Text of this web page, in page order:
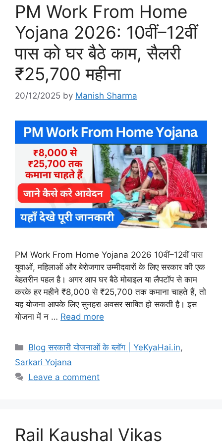
PM Work From Home
Yojana 2026: 10वीं–12वीं
पास को घर बैठे काम, सैलरी
₹25,700 महीना
20/12/2025 by Manish Sharma
PM Work From Home Yojana 2026 10वीं–12वीं पास
युवाओं, महिलाओं और बेरोजगार उम्मीदवारों के लिए सरकार की एक
बेहतरीन पहल है। अगर आप घर बैठे मोबाइल या लैपटॉप से काम
करके हर महीने ₹8,000 से ₹25,700 तक कमाना चाहते हैं, तो
यह योजना आपके लिए सुनहरा अवसर साबित हो सकती है। इस
योजना में न … Read more
Blog सरकारी योजनाओं के ब्लॉग | YeKyaHai.in,
Sarkari Yojana
Leave a comment
Rail Kaushal Vikas